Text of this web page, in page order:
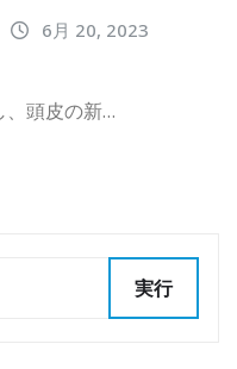
6月 20, 2023
、頭皮の新…
実行